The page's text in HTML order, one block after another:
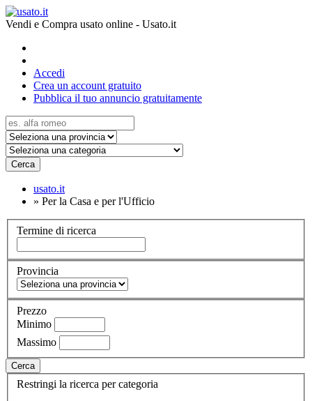
Vendi e Compra usato online - Usato.it
Accedi
Crea un account gratuito
Pubblica il tuo annuncio gratuitamente
Cerca
usato.it
» Per la Casa e per l'Ufficio
Termine di ricerca
Provincia
Prezzo
Minimo
Massimo
Cerca
Restringi la ricerca per categoria